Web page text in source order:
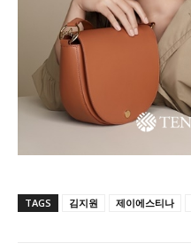
TAGS 김지원 제이에스티나